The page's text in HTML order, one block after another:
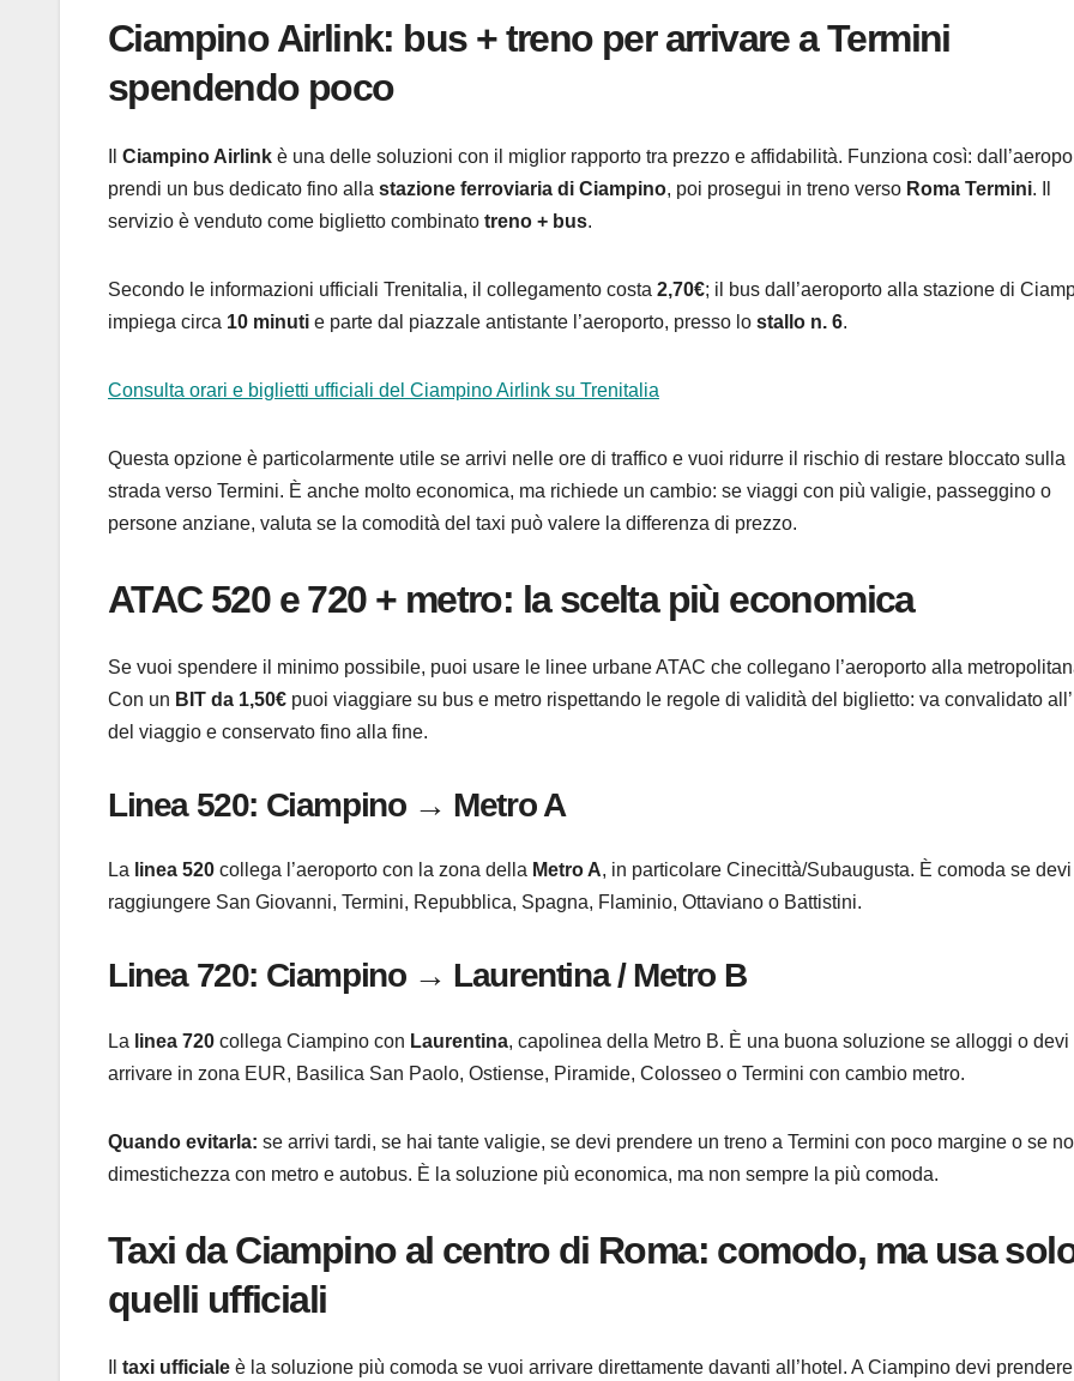
Ciampino Airlink: bus + treno per arrivare a Termini
spendendo poco
Ciampino Airlink è una delle soluzioni con il miglior rapporto tra prezzo e affidabilità. Funziona così:
prendi un bus dedicato fino alla stazione ferroviaria di Ciampino, poi prosegui in treno verso Roma Termini. Il
servizio è venduto come biglietto combinato treno + bus.
Secondo le informazioni ufficiali Trenitalia, il collegamento costa 2,70€; il bus dall’aeroporto alla stazione di
impiega circa 10 minuti e parte dal piazzale antistante l’aeroporto, presso lo stallo n. 6.
Consulta orari e biglietti ufficiali del Ciampino Airlink su Trenitalia
Questa opzione è particolarmente utile se arrivi nelle ore di traffico e vuoi ridurre il rischio di restare bloccato sulla
strada verso Termini. È anche molto economica, ma richiede un cambio: se viaggi con più valigie, passeggino o
persone anziane, valuta se la comodità del taxi può valere la differenza di prezzo.
ATAC 520 e 720 + metro: la scelta più economica
Se vuoi spendere il minimo possibile, puoi usare le linee urbane ATAC che collegano l’aeroporto alla
Con un BIT da 1,50€ puoi viaggiare su bus e metro rispettando le regole di validità del biglietto: va convalidato
del viaggio e conservato fino alla fine.
Linea 520: Ciampino → Metro A
La linea 520 collega l’aeroporto con la zona della Metro A, in particolare Cinecittà/Subaugusta. È comoda se devi
raggiungere San Giovanni, Termini, Repubblica, Spagna, Flaminio, Ottaviano o Battistini.
Linea 720: Ciampino → Laurentina / Metro B
La linea 720 collega Ciampino con Laurentina, capolinea della Metro B. È una buona soluzione se alloggi o devi
arrivare in zona EUR, Basilica San Paolo, Ostiense, Piramide, Colosseo o Termini con cambio metro.
Quando evitarla: se arrivi tardi, se hai tante valigie, se devi prendere un treno a Termini con poco margine o se
dimestichezza con metro e autobus. È la soluzione più economica, ma non sempre la più comoda.
Taxi da Ciampino al centro di Roma: comodo, ma usa
quelli ufficiali
taxi ufficiale è la soluzione più comoda se vuoi arrivare direttamente davanti all’hotel. A Ciampino devi